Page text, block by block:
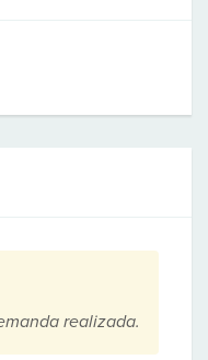
realizada.